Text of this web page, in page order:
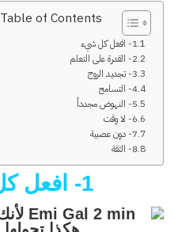
Table of Contents - جدول المحتوى
1- افعل كل شيء
2- القدرة على التعلم
3- تجديد الروح
4- التسامح
5- النهوض مجدداً
6- لا وقت
7- دون عصبية
8- الثقة
1- افعل كل شيء